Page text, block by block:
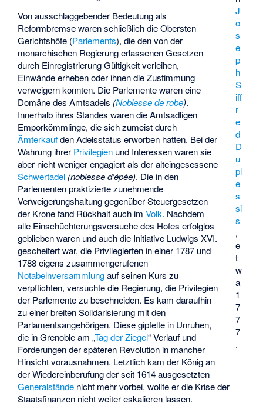
J
o
s
e
p
h
S
iff
r
e
d
D
u
pl
e
s
si
s
,
e
t
w
a
1
7
7
7
.
Von ausschlaggebender Bedeutung als
Reformbremse waren schließlich die Obersten
Gerichtshöfe (Parlements), die den von der
monarchischen Regierung erlassenen Gesetzen
durch Einregistrierung Gültigkeit verleihen,
Einwände erheben oder ihnen die Zustimmung
verweigern konnten. Die Parlemente waren eine
Domäne des Amtsadels (Noblesse de robe).
Innerhalb ihres Standes waren die Amtsadligen
Emporkömmlinge, die sich zumeist durch
Ämterkaufden Adelsstatus erworben hatten. Bei der
Wahrung ihrer Privilegien und Interessen waren sie
aber nicht weniger engagiert als der alteingesessene
Schwertadel (noblesse d’épée). Die in den
Parlementen praktizierte zunehmende
Verweigerungshaltung gegenüber Steuergesetzen
der Krone fand Rückhalt auch imVolk. Nachdem
alle Einschüchterungsversuche des Hofes erfolglos
geblieben waren und auch die Initiative Ludwigs XVI.
gescheitert war, die Privilegierten in einer 1787 und
1788 eigens zusammengerufenen
Notabelnversammlungauf seinen Kurs zu
verpflichten, versuchte die Regierung, die Privilegien
der Parlemente zu beschneiden. Es kam daraufhin
zu einer breiten Solidarisierung mit den
Parlamentsangehörigen. Diese gipfelte in Unruhen,
die in Grenoble am „Tag der Ziegel“ Verlauf und
Forderungen der späteren Revolution in mancher
Hinsicht vorausnahmen. Letztlich kam der König an
der Wiedereinberufung der seit 1614 ausgesetzten
Generalstände nicht mehr vorbei, wollte er die Krise der
Staatsfinanzen nicht weiter eskalieren lassen.